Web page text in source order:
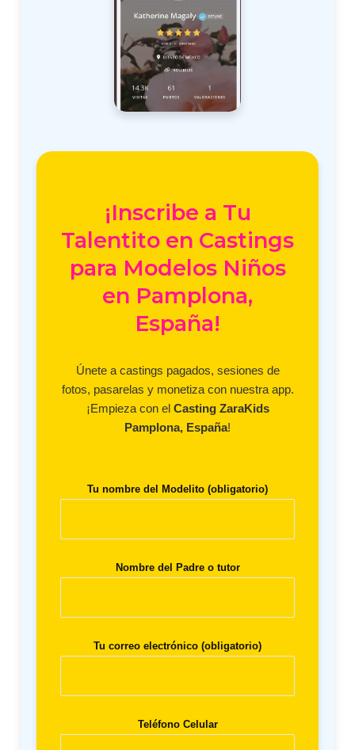
¡Inscribe a Tu
Talentito en Castings
para Modelos Niños
en Pamplona,
España!
Únete a castings pagados, sesiones de
fotos, pasarelas y monetiza con nuestra app.
¡Empieza con el Casting ZaraKids
Pamplona, España!
Tu nombre del Modelito (obligatorio)
Nombre del Padre o tutor
Tu correo electrónico (obligatorio)
Teléfono Celular